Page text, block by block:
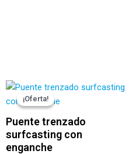
¡Oferta!
¡Oferta!
Puente trenzado
surfcasting con
enganche
El
precio
original
era:
7,65 €.
El
precio
5,30 €.